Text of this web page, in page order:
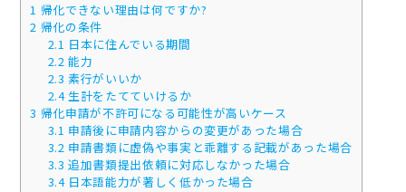
1 帰化できない理由は何ですか?
2 帰化の条件
2.1 日本に住んでいる期間
2.2 能力
2.3 素行がいいか
2.4生計をたてていけるか
3 帰化申請が不許可になる可能性が高いケース
3.1 申請後に申請内容からの変更があった場合
3.2 申請書類に虚偽や事実と乖離する記載があった場合
3.3 追加書類提出依頼に対応しなかった場合
3.4日本語能力が著しく低かった場合